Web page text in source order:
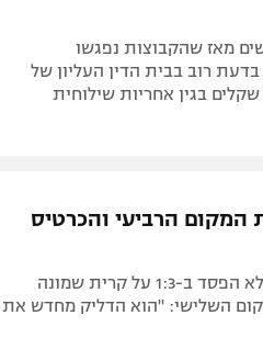
מאז שהקבוצות נפגשו
רוב בבית הדין העליון של
לקנוס את הצהובים ב-3,000 שקלים בגין אחריות שילוחית
המקום הרביעי והכרטיס
היהלומים בעננים אחרי שהשלימו סיבוב ללא הפסד ב-1:3 על קרית שמונה
השלישי: "הוא הדליק מחדש את